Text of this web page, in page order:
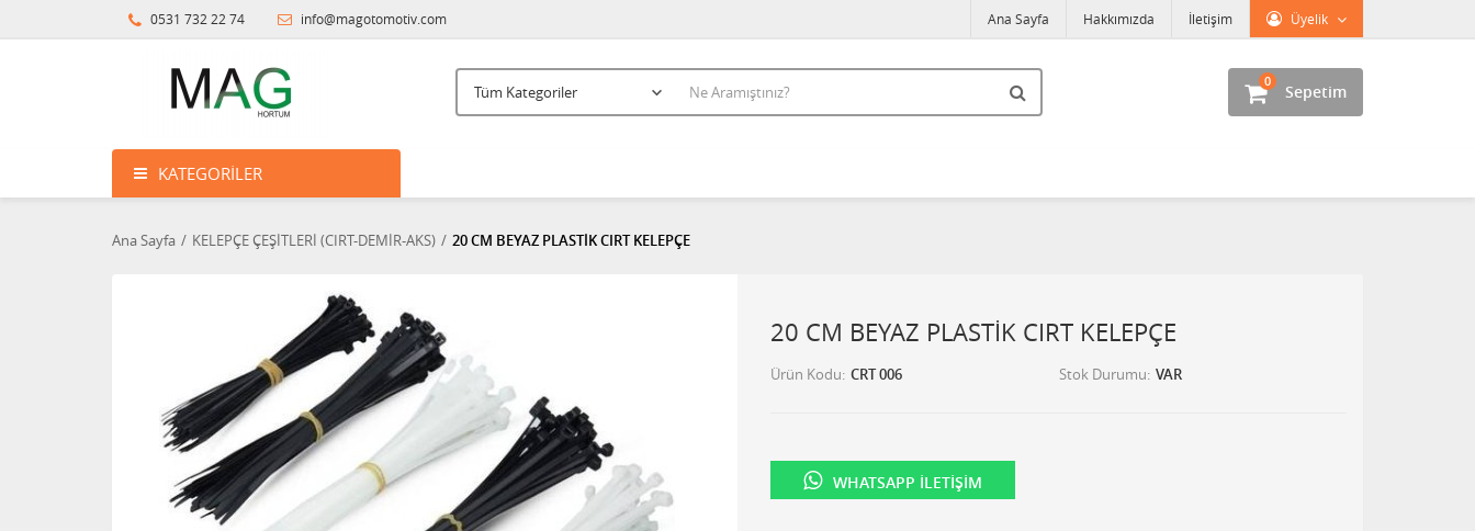
0531 732 22 74 info@magotomotiv.com Üyelik
Ana Sayfa Hakkımızda İletişim
Sepetim
0
KATEGORILER
Ana Sayfa KELEPÇE ÇEŞİTLERİ (CIRT-DEMİR-AKS) 20 CM BEYAZ PLASTİK CIRT KELEPÇE
20 CM BEYAZ PLASTİK CIRT KELEPÇE
Ürün Kodu CRT 006 Stok Durumu VAR
WHATSAPP İLETIŞIM